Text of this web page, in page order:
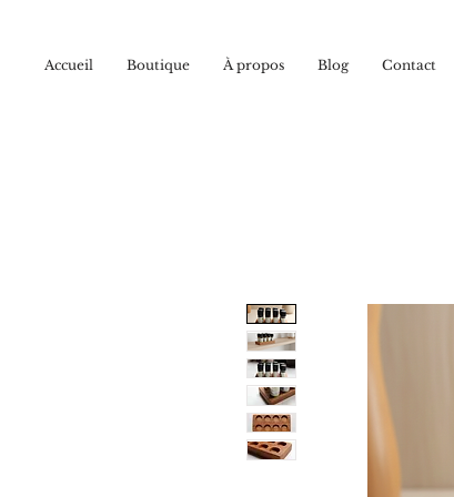
Accueil Boutique À propos Blog Contact